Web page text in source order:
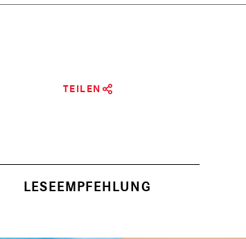
TEILEN
LESEEMPFEHLUNG